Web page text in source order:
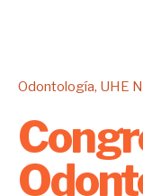
Odontología UHE